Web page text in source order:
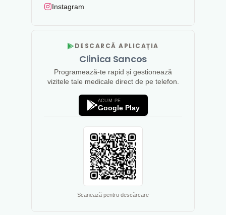
Instagram
DESCARCĂ APLICAȚIA
Clinica Sancos
Programează-te rapid și gestionează
vizitele tale medicale direct de pe telefon.
ACUM PE
Google Play
Scanează pentru descărcare